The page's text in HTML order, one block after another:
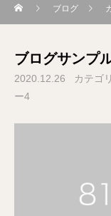
ブログ
ブログサンプ
2020.12.26 カテゴ
ー4